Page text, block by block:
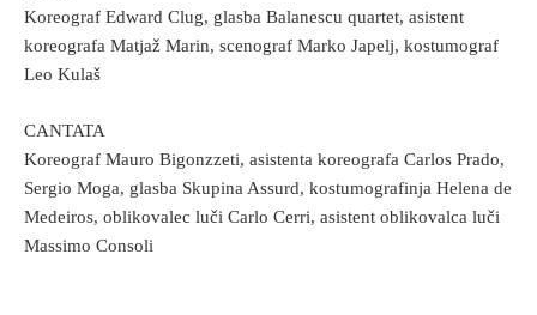
Koreograf Edward Clug, glasba Balanescu quartet, asistent
koreografa Matjaž Marin, scenograf Marko Japelj, kostumograf
Leo Kulaš
CANTATA
Koreograf Mauro Bigonzzeti, asistenta koreografa Carlos Prado,
Sergio Moga, glasba Skupina Assurd, kostumografinja Helena de
Medeiros, oblikovalec luči Carlo Cerri, asistent oblikovalca luči
Massimo Consoli